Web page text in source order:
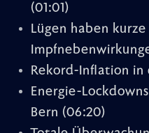
(01:01)
Lügen haben kurze
Rekord-Inflation in
Energie-
Bern (06:20)